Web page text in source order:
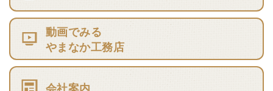
動画でみる
やまなか工務店
会社案内